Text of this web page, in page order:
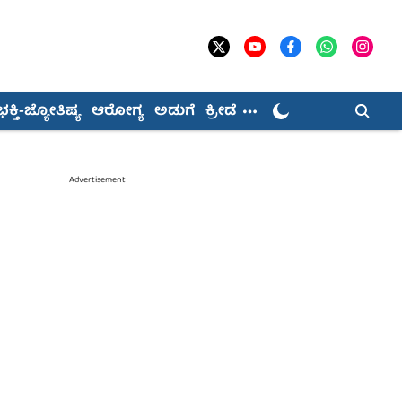
ಜ್ಯೋತಿಷ್ಯ ಆರೋಗ್ಯ ಅಡುಗೆ ಕ್ರೀಡೆ
Advertisement